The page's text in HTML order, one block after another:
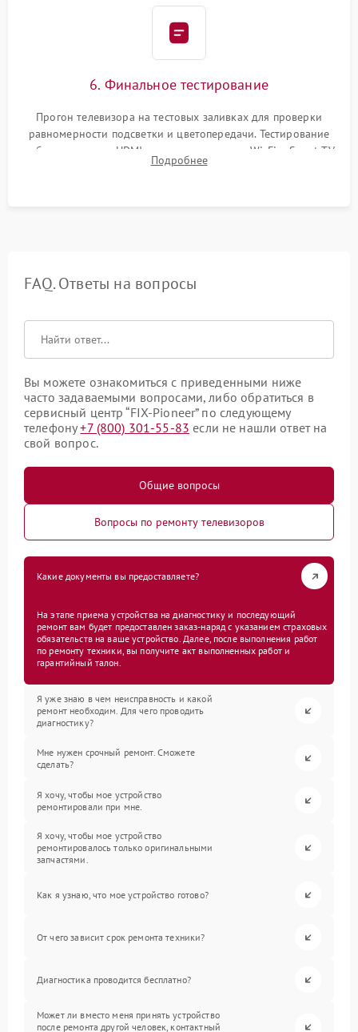
6. Финальное тестирование
Прогон телевизора на тестовых заливках для проверки
равномерности подсветки и цветопередачи. Тестирование
работы разъемов HDMI, динамиков, модуля Wi-Fi и Smart TV
в рабочем режиме в течение нескольких часов.
Подробнее
FAQ. Ответы на вопросы
Вы можете ознакомиться с приведенными ниже
часто задаваемыми вопросами, либо обратиться в
сервисный центр “FIX-Pioneer” по следующему
телефону+7 (800) 301-55-83 если не нашли ответ на
свой вопрос.
Общие вопросы
Вопросы по ремонту телевизоров
Какие документы вы предоставляете?
На этапе приема устройства на диагностику и последующий
ремонт вам будет предоставлен заказ-наряд с указанием страховых
обязательств на ваше устройство. Далее, после выполнения работ
по ремонту техники, вы получите акт выполненных работ и
гарантийный талон.
Я уже знаю в чем неисправность и какой
ремонт необходим. Для чего проводить
диагностику?
Мне нужен срочный ремонт. Сможете
сделать?
Я хочу, чтобы мое устройство
ремонтировали при мне.
Я хочу, чтобы мое устройство
ремонтировалось только оригинальными
запчастями.
Как я узнаю, что мое устройство готово?
От чего зависит срок ремонта техники?
Диагностика проводится бесплатно?
Может ли вместо меня принять устройство
после ремонта другой человек, контактный